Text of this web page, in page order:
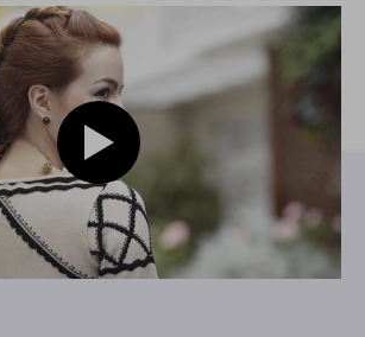
Play video modelo com uma